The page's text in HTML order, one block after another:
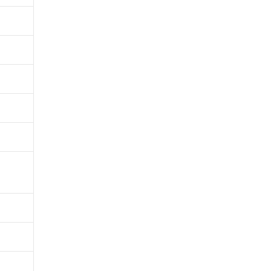
させていただ
き作成されるも
をご了承くださ
御機器販売店・
ようお願いしま
にご登録され
社の共同利用者
とをご了承くだ
」に記載されて
ず変更すること
1000ppm以下、
) : 1000ppm、
、
貨物等」とい
要な手段を講じ
これらの製造装
通知します。
ムロン制御